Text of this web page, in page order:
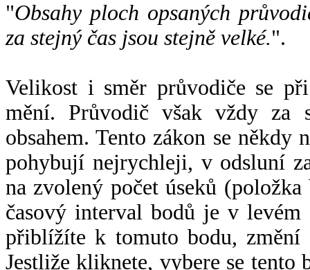
"Obsahy ploch opsaných
za stejný čas jsou stejně velké.".
Velikost i směr průvodiče se
mění. Průvodič však vždy za
obsahem. Tento zákon se někdy
pohybují nejrychleji, v odsluní
na zvolený počet úseků
časový interval bodů je v
přiblížíte k tomuto bodu,
Jestliže kliknete, vybere se tento